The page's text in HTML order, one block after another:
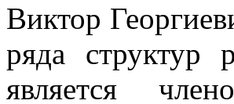
Виктор
ряда структур
является